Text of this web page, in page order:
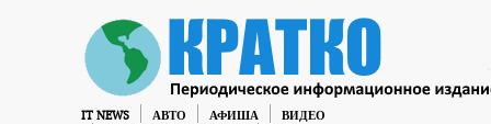
IT NEWS АВТО АФИША
ВИДЕО